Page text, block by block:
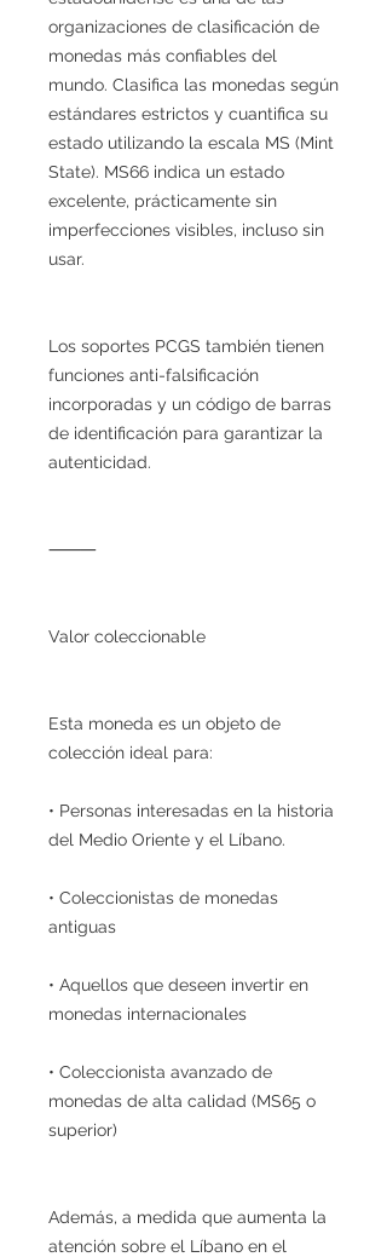
organizaciones de clasificación de
monedas más confiables del
mundo. Clasifica las monedas según
estándares estrictos y cuantifica su
estado utilizando la escala MS (Mint
State). MS66 indica un estado
excelente, prácticamente sin
imperfecciones visibles, incluso sin
usar.
Los soportes PCGS también tienen
funciones anti-falsificación
incorporadas y un código de barras
de identificación para garantizar la
autenticidad.
⸻
Valor coleccionable
Esta moneda es un objeto de
colección ideal para:
• Personas interesadas en la historia
del Medio Oriente y el Líbano.
• Coleccionistas de monedas
antiguas
• Aquellos que deseen invertir en
monedas internacionales
• Coleccionista avanzado de
monedas de alta calidad (MS65 o
superior)
Además, a medida que aumenta la
atención sobre el Líbano en el